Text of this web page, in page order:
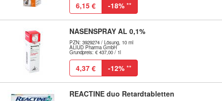
6,15 € -18% **
NASENSPRAY AL 0,1%
PZN: 3929274 / Lösung, 10 ml
ALIUD Pharma GmbH
Grundpreis: € 437,00 / 1l
4,37 € -12% **
REACTINE duo Retardtabletten